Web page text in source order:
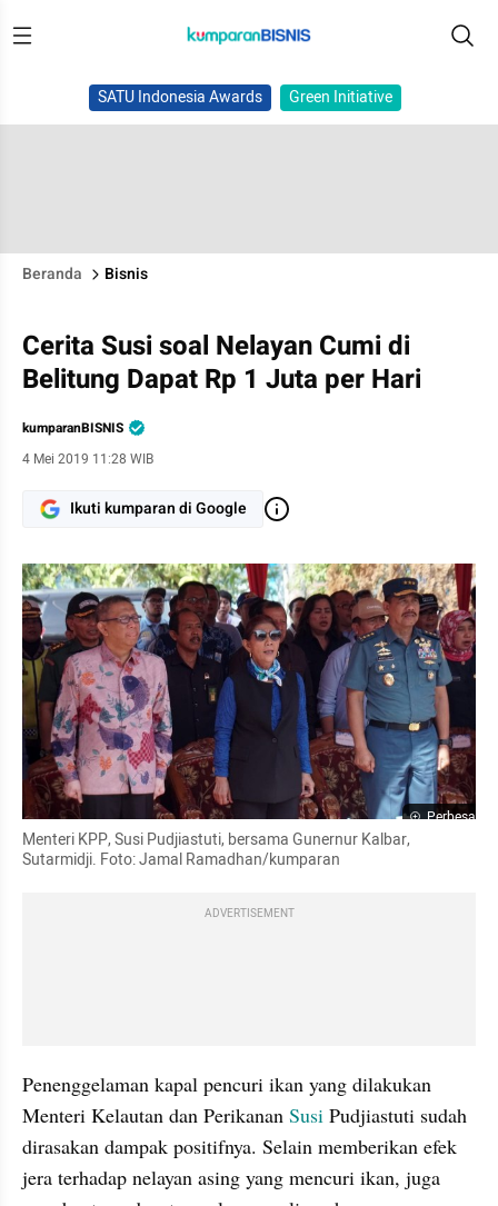
SATU Indonesia Awards Green Initiative
Beranda Bisnis
Cerita Susi soal Nelayan Cumi di
Belitung Dapat Rp 1 Juta per Hari
kumparanBISNIS
4 Mei 2019 11:28 WIB
Ikuti kumparan di Google
Perbesar
Menteri KPP, Susi Pudjiastuti, bersama Gunernur Kalbar,
Sutarmidji. Foto: Jamal Ramadhan/kumparan
ADVERTISEMENT
Penenggelaman kapal pencuri ikan yang dilakukan
Menteri Kelautan dan Perikanan Susi Pudjiastuti sudah
dirasakan dampak positifnya. Selain memberikan efek
jera terhadap nelayan asing yang mencuri ikan, juga